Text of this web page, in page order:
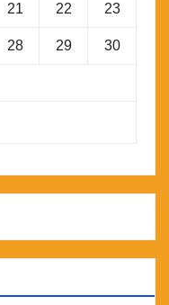
21 22 23
28 29 30